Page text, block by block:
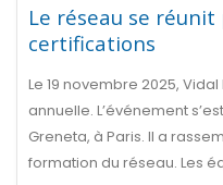
Le réseau se réunit
certifications
Le 19 novembre 2025,
annuelle. L’événement
Greneta, à Paris. Il a
formation du réseau. Les